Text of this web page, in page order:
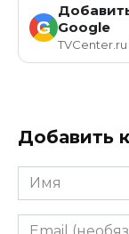
G Google
Добавить
Имя
Email